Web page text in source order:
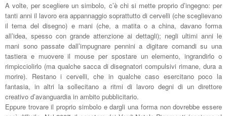
A volte, per scegliere un simbolo, c’è chi si mette proprio d’ingegno: per
tanti anni il lavoro era appannaggio soprattutto di cervelli (che sceglievano
il tema del disegno) e mani (che, a matita o a china, davano forma
all’idea, spesso con grande attenzione ai dettagli); negli ultimi anni le
mani sono passate dall’impugnare pennini a digitare comandi su una
tastiera e muovere il mouse per spostare un elemento, ingrandirlo o
rimpicciolirlo (ma qualche sacca di disegnatori compulsivi rimane, dura a
morire). Restano i cervelli, che in qualche caso esercitano poco la
fantasia, in altri la sollecitano a ritmi di lavoro degni di un direttore
creativo d’avanguardia in ambito pubblicitario.
Eppure trovare il proprio simbolo e dargli una forma non dovrebbe essere